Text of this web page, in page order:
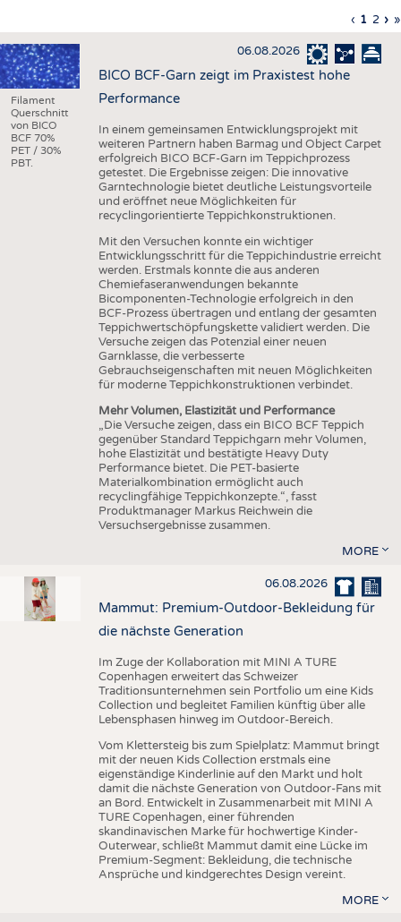
TESTS
BUSINESS
UNTERNEHMEN
AUSSCHREIBUNGEN
DTV AUSSCHREIBUNGSDIENST
STATISTICS
ADRESSEN & LINKS
PUBLIKATIONEN
TERMINE
BRANCHENTERMINE
Seitennummerierung
Seite
‹
Seite
1 Seite
2 › »
Filament
Querschnitt
von BICO
BCF 70%
PET / 30%
PBT.
06.08.2026
BICO BCF-Garn zeigt im Praxistest hohe
Performance
In einem gemeinsamen Entwicklungsprojekt mit
weiteren Partnern haben Barmag und Object Carpet
erfolgreich BICO BCF-Garn im Teppichprozess
getestet. Die Ergebnisse zeigen: Die innovative
Garntechnologie bietet deutliche Leistungsvorteile
und eröffnet neue Möglichkeiten für
recyclingorientierte Teppichkonstruktionen.
Mit den Versuchen konnte ein wichtiger
Entwicklungsschritt für die Teppichindustrie erreicht
werden. Erstmals konnte die aus anderen
Chemiefaseranwendungen bekannte
Bicomponenten-Technologie erfolgreich in den
BCF-Prozess übertragen und entlang der gesamten
Teppichwertschöpfungskette validiert werden. Die
Versuche zeigen das Potenzial einer neuen
Garnklasse, die verbesserte
Gebrauchseigenschaften mit neuen Möglichkeiten
für moderne Teppichkonstruktionen verbindet.
Mehr Volumen, Elastizität und Performance
„Die Versuche zeigen, dass ein BICO BCF Teppich
gegenüber Standard Teppichgarn mehr Volumen,
hohe Elastizität und bestätigte Heavy Duty
Performance bietet. Die PET-basierte
Materialkombination ermöglicht auch
recyclingfähige Teppichkonzepte.“, fasst
Produktmanager Markus Reichwein die
Versuchsergebnisse zusammen.
MORE
06.08.2026
Mammut: Premium-Outdoor-Bekleidung für
die nächste Generation
Im Zuge der Kollaboration mit MINI A TURE
Copenhagen erweitert das Schweizer
Traditionsunternehmen sein Portfolio um eine Kids
Collection und begleitet Familien künftig über alle
Lebensphasen hinweg im Outdoor-Bereich.
Vom Klettersteig bis zum Spielplatz: Mammut bringt
mit der neuen Kids Collection erstmals eine
eigenständige Kinderlinie auf den Markt und holt
damit die nächste Generation von Outdoor-Fans mit
an Bord. Entwickelt in Zusammenarbeit mit MINI A
TURE Copenhagen, einer führenden
skandinavischen Marke für hochwertige Kinder-
Outerwear, schließt Mammut damit eine Lücke im
Premium-Segment: Bekleidung, die technische
Ansprüche und kindgerechtes Design vereint.
MORE